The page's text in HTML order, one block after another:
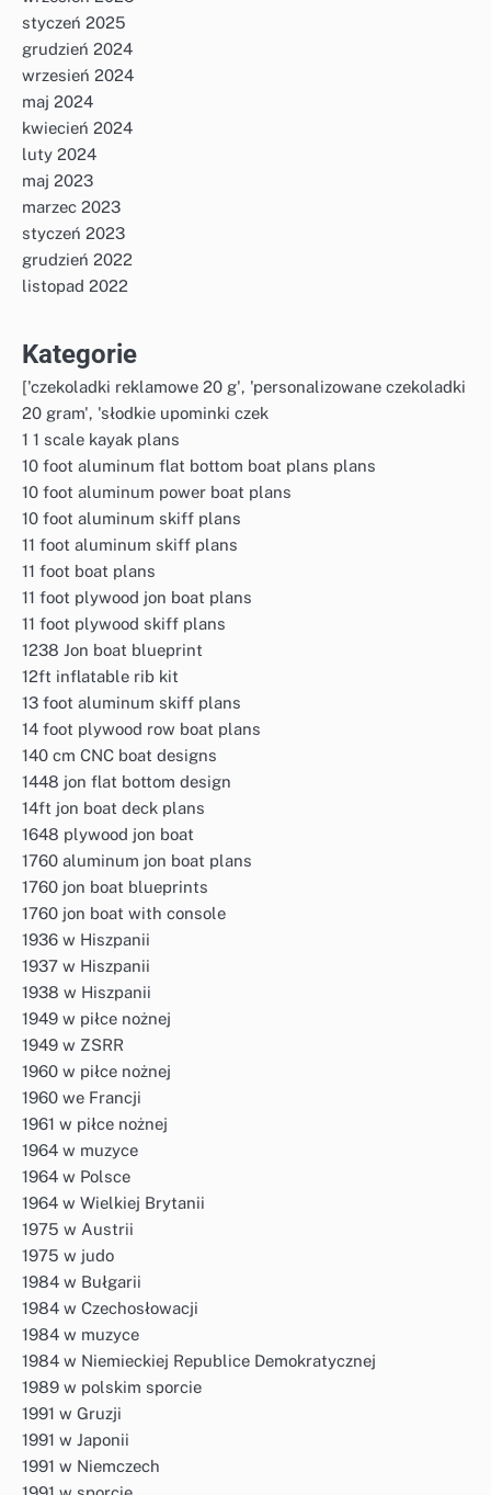
styczeń 2025
grudzień 2024
wrzesień 2024
maj 2024
kwiecień 2024
luty 2024
maj 2023
marzec 2023
styczeń 2023
grudzień 2022
listopad 2022
Kategorie
['czekoladki reklamowe 20 g', 'personalizowane czekoladki
20 gram', 'słodkie upominki czek
1 1 scale kayak plans
10 foot aluminum flat bottom boat plans plans
10 foot aluminum power boat plans
10 foot aluminum skiff plans
11 foot aluminum skiff plans
11 foot boat plans
11 foot plywood jon boat plans
11 foot plywood skiff plans
1238 Jon boat blueprint
12ft inflatable rib kit
13 foot aluminum skiff plans
14 foot plywood row boat plans
140 cm CNC boat designs
1448 jon flat bottom design
14ft jon boat deck plans
1648 plywood jon boat
1760 aluminum jon boat plans
1760 jon boat blueprints
1760 jon boat with console
1936 w Hiszpanii
1937 w Hiszpanii
1938 w Hiszpanii
1949 w piłce nożnej
1949 w ZSRR
1960 w piłce nożnej
1960 we Francji
1961 w piłce nożnej
1964 w muzyce
1964 w Polsce
1964 w Wielkiej Brytanii
1975 w Austrii
1975 w judo
1984 w Bułgarii
1984 w Czechosłowacji
1984 w muzyce
1984 w Niemieckiej Republice Demokratycznej
1989 w polskim sporcie
1991 w Gruzji
1991 w Japonii
1991 w Niemczech